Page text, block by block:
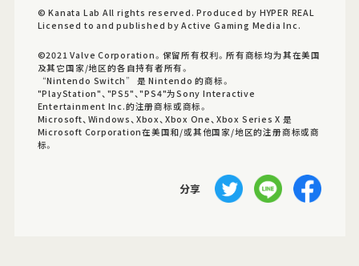
© Kanata Lab All rights reserved. Produced by HYPER REAL
Licensed to and published by Active Gaming Media Inc.
©2021 Valve Corporation。保留所有权利。所有商标均为其在美国
及其它国家/地区的各自持有者所有。
“Nintendo Switch” 是 Nintendo 的商标。
"PlayStation"、"PS5"、"PS4"为Sony Interactive
Entertainment Inc.的注册商标或商标。
Microsoft、Windows、Xbox、Xbox One、Xbox Series X 是
Microsoft Corporation在美国和/或其他国家/地区的注册商标或商
标。
分享